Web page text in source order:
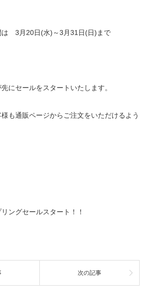
は 3月20日(水)～3月31日(日)まで
にセールをスタートいたします。
も通販ページからご注文をいただけるよう
ングセールスタート！！
次の記事